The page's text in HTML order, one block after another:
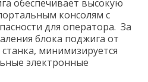
обеспечивает высокую
консолям с
для оператора. За
блока поджига от
минимизируется
электронные